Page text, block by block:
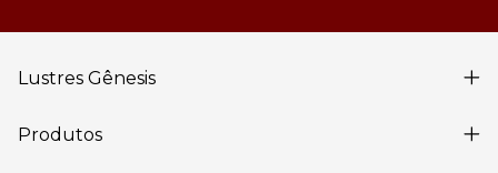
Lustres Gênesis
Produtos